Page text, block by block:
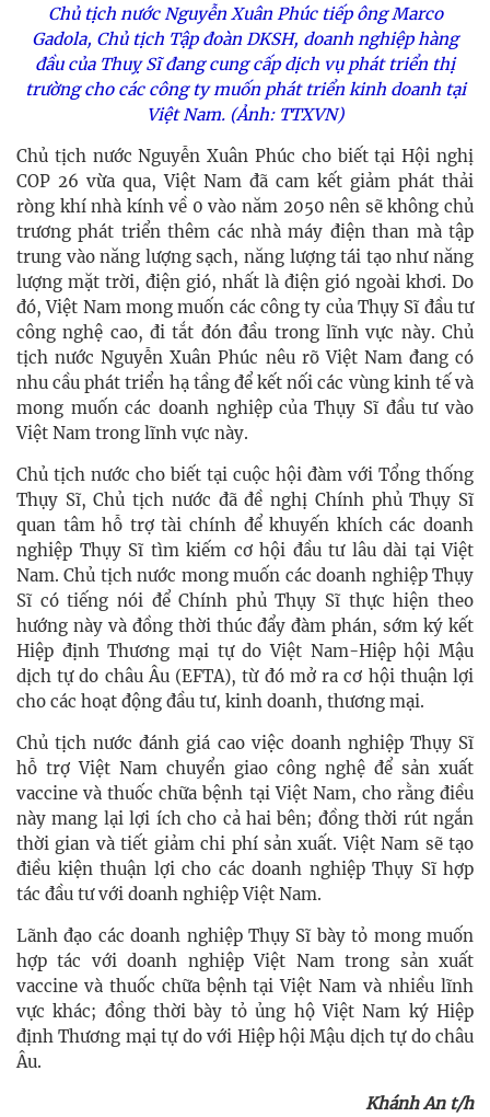
Chủ tịch nước Nguyễn Xuân Phúc tiếp ông Marco
Gadola, Chủ tịch Tập đoàn DKSH, doanh nghiệp hàng
đầu của Thuỵ Sĩ đang cung cấp dịch vụ phát triển thị
trường cho các công ty muốn phát triển kinh doanh tại
Việt Nam. (Ảnh: TTXVN)
Chủ tịch nước Nguyễn Xuân Phúc cho biết tại Hội nghị
COP 26 vừa qua, Việt Nam đã cam kết giảm phát thải
ròng khí nhà kính về 0 vào năm 2050 nên sẽ không chủ
trương phát triển thêm các nhà máy điện than mà tập
trung vào năng lượng sạch, năng lượng tái tạo như năng
lượng mặt trời, điện gió, nhất là điện gió ngoài khơi. Do
đó, Việt Nam mong muốn các công ty của Thụy Sĩ đầu tư
công nghệ cao, đi tắt đón đầu trong lĩnh vực này. Chủ
tịch nước Nguyễn Xuân Phúc nêu rõ Việt Nam đang có
nhu cầu phát triển hạ tầng để kết nối các vùng kinh tế và
mong muốn các doanh nghiệp của Thụy Sĩ đầu tư vào
Việt Nam trong lĩnh vực này.
Chủ tịch nước cho biết tại cuộc hội đàm với Tổng thống
Thụy Sĩ, Chủ tịch nước đã đề nghị Chính phủ Thụy Sĩ
quan tâm hỗ trợ tài chính để khuyến khích các doanh
nghiệp Thụy Sĩ tìm kiếm cơ hội đầu tư lâu dài tại Việt
Nam. Chủ tịch nước mong muốn các doanh nghiệp Thụy
Sĩ có tiếng nói để Chính phủ Thụy Sĩ thực hiện theo
hướng này và đồng thời thúc đẩy đàm phán, sớm ký kết
Hiệp định Thương mại tự do Việt Nam-Hiệp hội Mậu
dịch tự do châu Âu (EFTA), từ đó mở ra cơ hội thuận lợi
cho các hoạt động đầu tư, kinh doanh, thương mại.
Chủ tịch nước đánh giá cao việc doanh nghiệp Thụy Sĩ
hỗ trợ Việt Nam chuyển giao công nghệ để sản xuất
vaccine và thuốc chữa bệnh tại Việt Nam, cho rằng điều
này mang lại lợi ích cho cả hai bên; đồng thời rút ngắn
thời gian và tiết giảm chi phí sản xuất. Việt Nam sẽ tạo
điều kiện thuận lợi cho các doanh nghiệp Thụy Sĩ hợp
tác đầu tư với doanh nghiệp Việt Nam.
Lãnh đạo các doanh nghiệp Thụy Sĩ bày tỏ mong muốn
hợp tác với doanh nghiệp Việt Nam trong sản xuất
vaccine và thuốc chữa bệnh tại Việt Nam và nhiều lĩnh
vực khác; đồng thời bày tỏ ủng hộ Việt Nam ký Hiệp
định Thương mại tự do với Hiệp hội Mậu dịch tự do châu
Âu.
Khánh An t/h